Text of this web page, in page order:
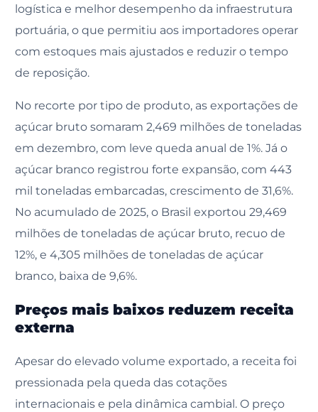
logística e melhor desempenho da infraestrutura
portuária, o que permitiu aos importadores operar
com estoques mais ajustados e reduzir o tempo
de reposição.
No recorte por tipo de produto, as exportações de
açúcar bruto somaram 2,469 milhões de toneladas
em dezembro, com leve queda anual de 1%. Já o
açúcar branco registrou forte expansão, com 443
mil toneladas embarcadas, crescimento de 31,6%.
No acumulado de 2025, o Brasil exportou 29,469
milhões de toneladas de açúcar bruto, recuo de
12%, e 4,305 milhões de toneladas de açúcar
branco, baixa de 9,6%.
Preços mais baixos reduzem receita
externa
Apesar do elevado volume exportado, a receita foi
pressionada pela queda das cotações
internacionais e pela dinâmica cambial. O preço